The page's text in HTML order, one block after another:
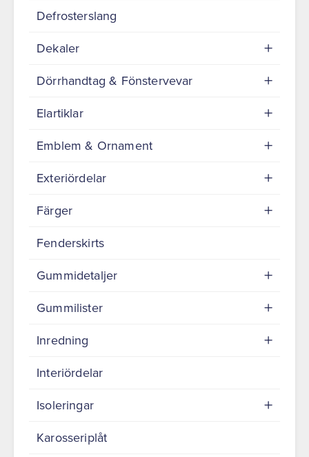
Defrosterslang
Dekaler
Dörrhandtag & Fönstervevar
Elartiklar
Emblem & Ornament
Exteriördelar
Färger
Fenderskirts
Gummidetaljer
Gummilister
Inredning
Interiördelar
Isoleringar
Karosseriplåt